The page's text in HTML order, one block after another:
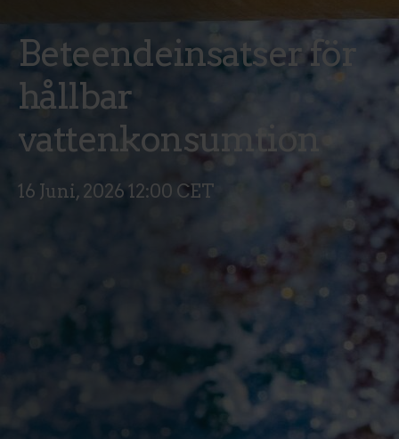
Beteendeinsatser för
hållbar
vattenkonsumtion
16 Juni, 2026 12:00 CET